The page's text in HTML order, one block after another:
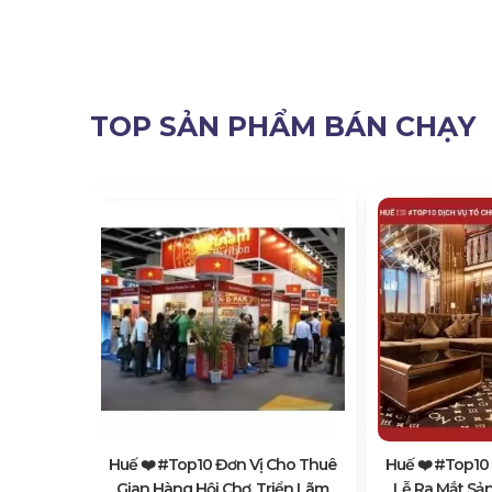
TOP SẢN PHẨM BÁN CHẠY
Huế ❤️️ #top10 Đơn Vị Cho Thuê
Huế ❤️️ #top10